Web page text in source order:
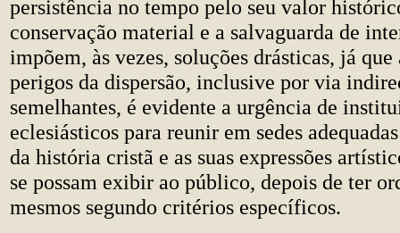
persistência no tempo pelo seu valor
conservação material e a salvaguarda de
impõem, às vezes, soluções drásticas, já que
perigos da dispersão, inclusive por via
semelhantes, é evidente a urgência de
eclesiásticos para reunir em sedes
da história cristã e as suas expressões
se possam exibir ao público, depois de ter
mesmos segundo critérios específicos.